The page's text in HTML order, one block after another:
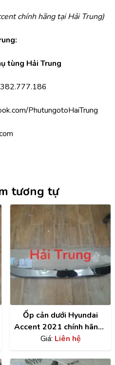
chính hãng tại Hải Trung)
tùng Hải Trung
PhutungotoHaiTrung
tương tự
Ốp cản dưới Hyundai
Accent 2021 chính hãng |
86577H6510
Giá: Liên hệ